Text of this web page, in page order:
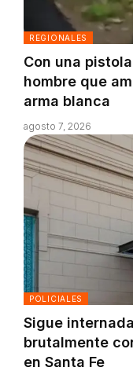
REGIONALES
Con una
hombre que
arma blanca
agosto 7, 2026
POLICIALES
Sigue
brutalmente
en Santa Fe